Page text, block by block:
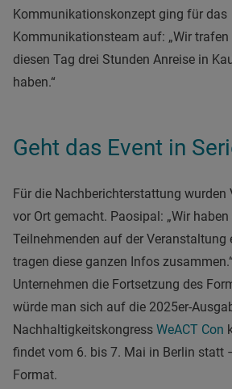
Kommunikationskonzept ging für das
Kommunikationsteam auf: „Wir
diesen Tag drei Stunden Anreise in
haben.“
Geht das Event in
Für die Nachberichterstattung wurden
vor Ort gemacht. Paosipal: „Wir
Teilnehmenden auf der Veranstaltung
tragen diese ganzen Infos
Unternehmen die Fortsetzung des
würde man sich auf die 2025er-
Nachhaltigkeitskongress WeACT Con
findet vom 6. bis 7. Mai in Berlin statt
Format.